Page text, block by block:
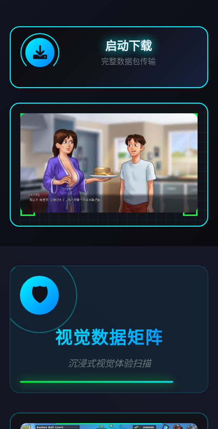
启动下载
完整数据包传输
🛡️
视觉数据矩阵
沉浸式视觉体验扫描